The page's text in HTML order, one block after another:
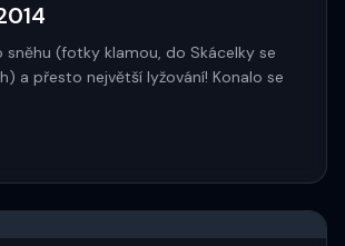
sněhu (fotky klamou, do Skácelky se
a přesto největší lyžování! Konalo se